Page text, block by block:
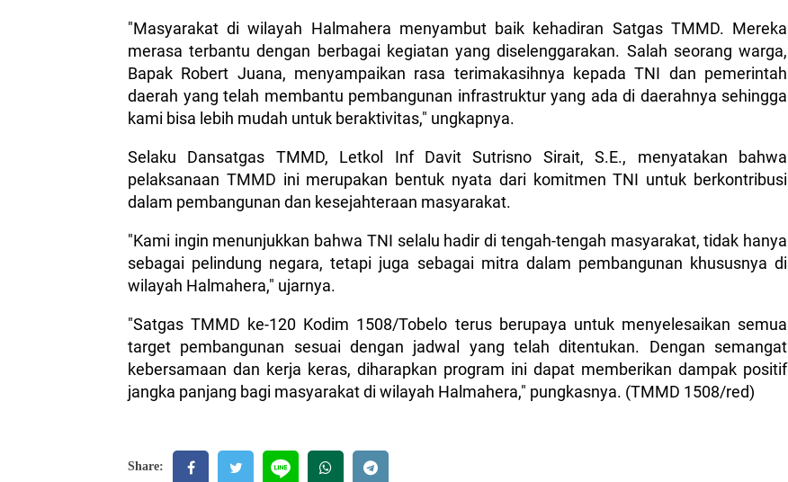
"Masyarakat di wilayah Halmahera menyambut baik kehadiran Satgas TMMD. Mereka
merasa terbantu dengan berbagai kegiatan yang diselenggarakan. Salah seorang warga,
Bapak Robert Juana, menyampaikan rasa terimakasihnya kepada TNI dan pemerintah
daerah yang telah membantu pembangunan infrastruktur yang ada di daerahnya sehingga
kami bisa lebih mudah untuk beraktivitas," ungkapnya.
Selaku Dansatgas TMMD, Letkol Inf Davit Sutrisno Sirait, S.E., menyatakan bahwa
pelaksanaan TMMD ini merupakan bentuk nyata dari komitmen TNI untuk berkontribusi
dalam pembangunan dan kesejahteraan masyarakat.
"Kami ingin menunjukkan bahwa TNI selalu hadir di tengah-tengah masyarakat, tidak hanya
sebagai pelindung negara, tetapi juga sebagai mitra dalam pembangunan khususnya di
wilayah Halmahera," ujarnya.
"Satgas TMMD ke-120 Kodim 1508/Tobelo terus berupaya untuk menyelesaikan semua
target pembangunan sesuai dengan jadwal yang telah ditentukan. Dengan semangat
kebersamaan dan kerja keras, diharapkan program ini dapat memberikan dampak positif
jangka panjang bagi masyarakat di wilayah Halmahera," pungkasnya. (TMMD 1508/red)
Share: